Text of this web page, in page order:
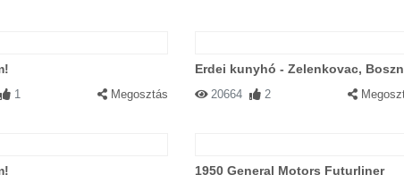
1 Megosztás
Erdei kunyhó - Zelenkovac,
20664 2
1950 General Motors Futurliner